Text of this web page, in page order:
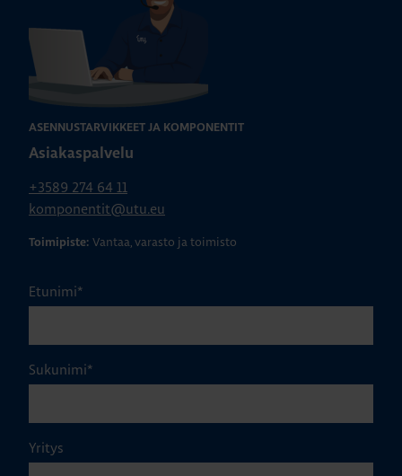
ASENNUSTARVIKKEET JA KOMPONENTIT
Asiakaspalvelu
+3589 274 64 11
komponentit@utu.eu
Toimipiste: Vantaa, varasto ja toimisto
Etunimi*
Sukunimi*
Yritys